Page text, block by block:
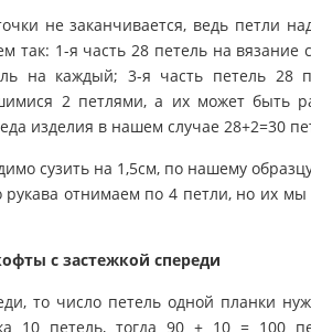
не заканчивается, ведь петли
так: 1-я часть 28 петель на вязание
на каждый; 3-я часть петель 28
2 петлями, а их может быть
изделия в нашем случае 28+2=30
сузить на 1,5см, по нашему
рукава отнимаем по 4 петли, но их
с застежкой спереди
то число петель одной планки
10 петель, тогда 90 + 10 = 100